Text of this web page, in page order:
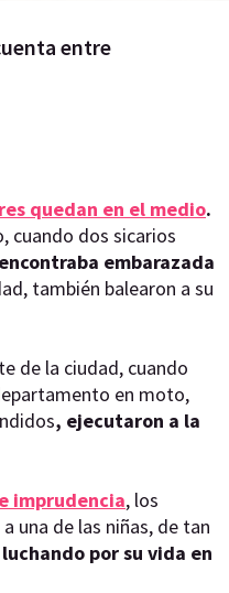
entre
quedan en el medio.
cuando dos sicarios
embarazada
también balearon a su
de la ciudad, cuando
en moto,
, ejecutaron a la
imprudencia, los
una de las niñas, de tan
luchando por su vida en